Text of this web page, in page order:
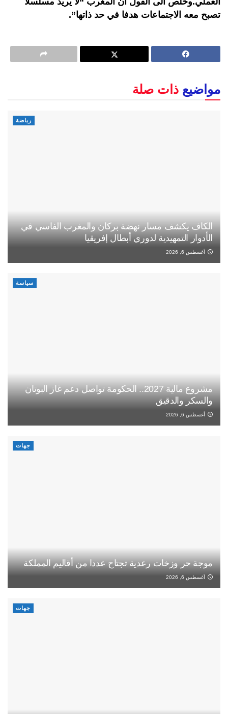
تصبح معه الاجتماعات هدفا في حد ذاتها”.
مواضيع ذات صلة
رياضة
الكاف يكشف مسار نهضة بركان والمغرب الفاسي في
الأدوار التمهيدية لدوري أبطال إفريقيا
أغسطس 6, 2026
سياسة
مشروع مالية 2027.. الحكومة تواصل دعم غاز البوتان
والسكر والدقيق
أغسطس 6, 2026
جهات
موجة حر وزخات رعدية تجتاح عددا من أقاليم المملكة
أغسطس 6, 2026
جهات